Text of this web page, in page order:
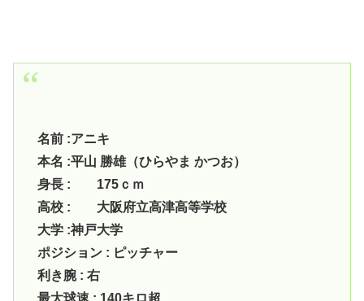
名前 :アニキ
本名 :平山 勝雄（ひらやま かつお）
身長 : 175ｃｍ
高校 : 大阪府立高津高等学校
大学 :神戸大学
ポジション : ピッチャー
利き腕 : 右